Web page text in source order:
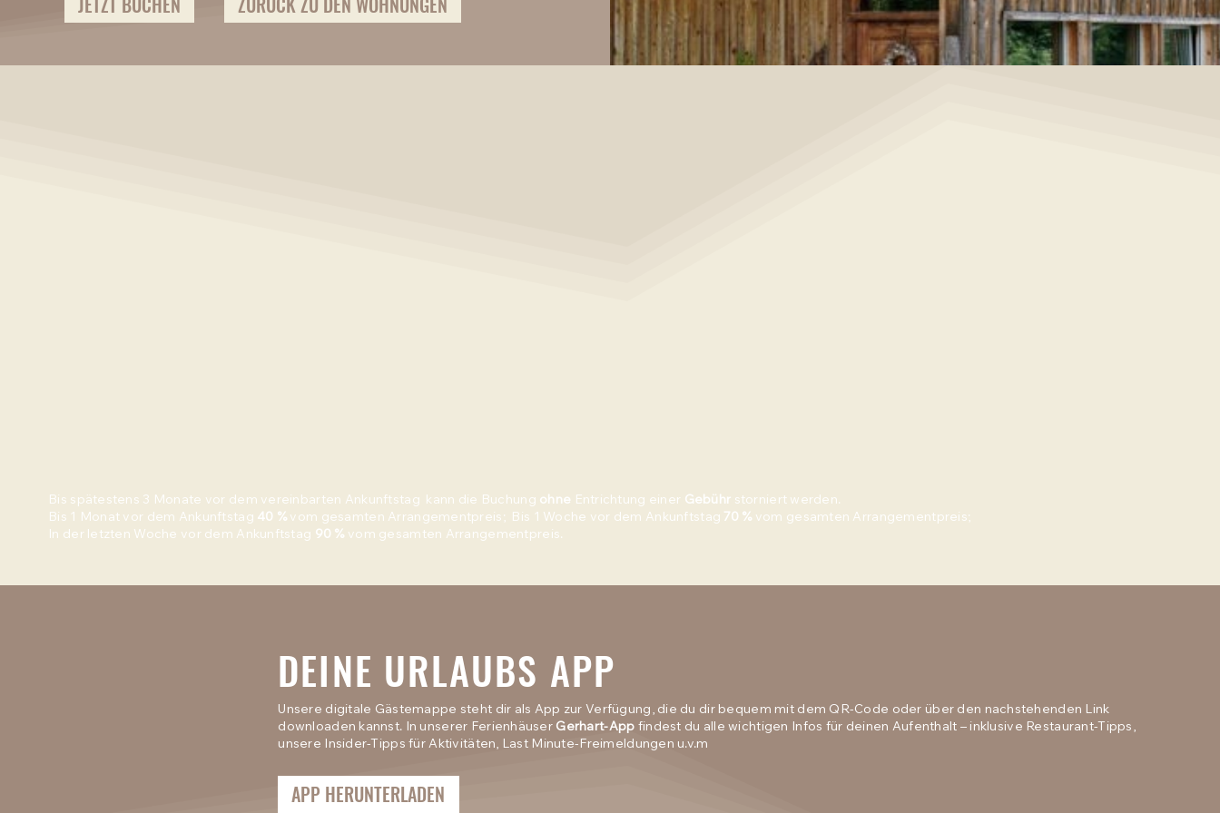
Bis spätestens 3 Monate vor dem vereinbarten Ankunftstag kann die Buchung ohne Entrichtung einer Gebühr storniert werden.
Bis 1 Monat vor dem Ankunftstag 40 % vom gesamten Arrangementpreis; Bis 1 Woche vor dem Ankunftstag 70 % vom gesamten Arrangementpreis;
In der letzten Woche vor dem Ankunftstag 90 % vom gesamten Arrangementpreis.
DEINE URLAUBS APP
Unsere digitale Gästemappe steht dir als App zur Verfügung, die du dir bequem mit dem QR-Code oder über den nachstehenden Link
downloaden kannst. In unserer Ferienhäuser Gerhart-App findest du alle wichtigen Infos für deinen Aufenthalt – inklusive Restaurant-Tipps,
unsere Insider-Tipps für Aktivitäten, Last Minute-Freimeldungen u.v.m
APP HERUNTERLADEN